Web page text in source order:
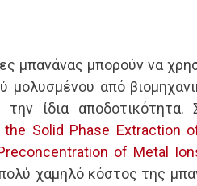
μπανάνας μπορούν να
μολυσμένου από
ίδια αποδοτικότητα.
Solid Phase Extraction
of Metal
χαμηλό κόστος της